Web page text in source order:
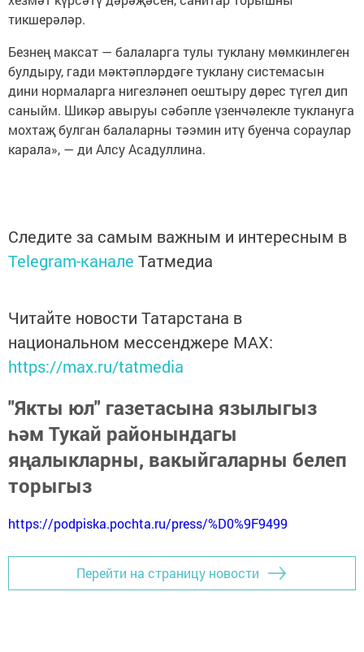
тикшерәләр.
Безнең максат — балаларга тулы туклану мөмкинлеген
булдыру, гади мәктәпләрдәге туклану системасын
дини нормаларга нигезләнеп оештыру дөрес түгел дип
саныйм. Шикәр авыруы сәбәпле үзенчәлекле туклануга
мохтаҗ булган балаларны тәэмин итү буенча сораулар
карала», — ди Алсу Асадуллина.
Следите за самым важным и интересным в
Telegram-канале Татмедиа
Читайте новости Татарстана в
национальном мессенджере MАХ:
https://max.ru/tatmedia
"Якты юл" газетасына язылыгыз
һәм Тукай районындагы
яңалыкларны, вакыйгаларны белеп
торыгыз
https://podpiska.pochta.ru/press/%D0%9F9499
Перейти на страницу новости